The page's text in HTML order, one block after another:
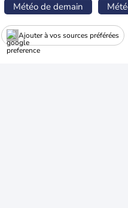
Météo de demain
Ajouter à vos sources préférées